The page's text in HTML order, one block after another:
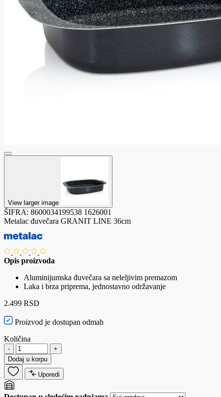
View larger image
ŠIFRA: 8600034199538 1626001
Metalac đuvečara GRANIT LINE 36cm
Opis proizvoda
Aluminijumska đuvečara sa neleljivim premazom
Laka i brza priprema, jednostavno održavanje
2.499 RSD
Proizvod je dostupan odmah
Količina
-
+
Dodaj u korpu
Uporedi